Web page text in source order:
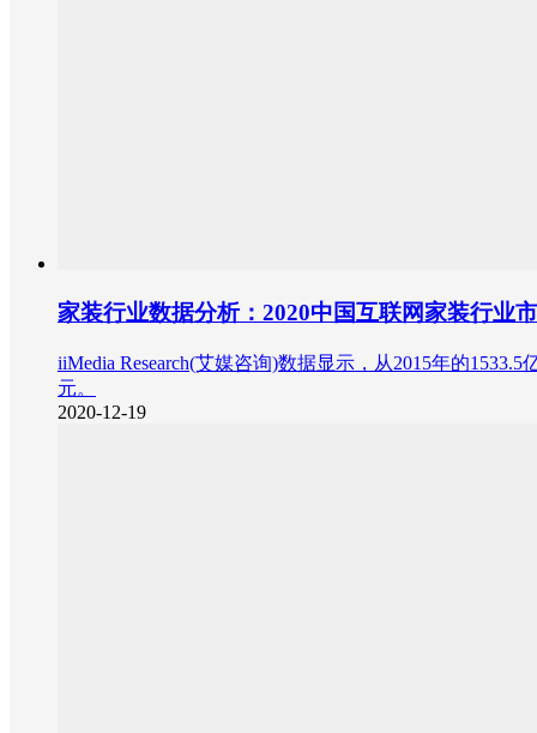
家装行业数据分析：2020中国互联网家装行业
iiMedia Research(艾媒咨询)数据显示，从2015年的
元。
2020-12-19